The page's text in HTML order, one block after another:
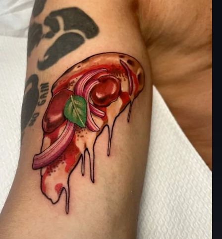
con l’arte del tattoo
troppo sul serio.
però, diventa anche
culturale,
a chi lo vede come
propria italianità.